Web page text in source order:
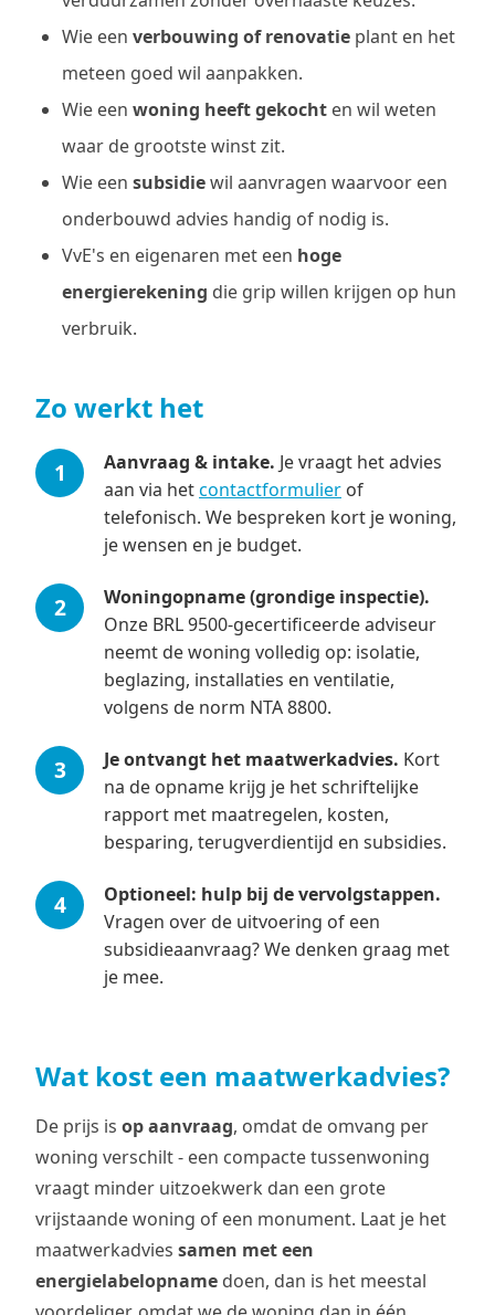
Wie een verbouwing of renovatie plant en het
meteen goed wil aanpakken.
Wie een woning heeft gekocht en wil weten
waar de grootste winst zit.
Wie een subsidiewil aanvragen waarvoor een
onderbouwd advies handig of nodig is.
VvE's en eigenaren met een hoge
energierekening die grip willen krijgen op hun
verbruik.
Zo werkt het
Aanvraag & intake. Je vraagt het advies
aan via hetcontactformulier of
telefonisch. We bespreken kort je woning,
je wensen en je budget.
Woningopname (grondige inspectie).
Onze BRL 9500-gecertificeerde adviseur
neemt de woning volledig op: isolatie,
beglazing, installaties en ventilatie,
volgens de norm NTA 8800.
Je ontvangt het maatwerkadvies. Kort
na de opname krijg je het schriftelijke
rapport met maatregelen, kosten,
besparing, terugverdientijd en subsidies.
Optioneel: hulp bij de vervolgstappen.
Vragen over de uitvoering of een
subsidieaanvraag? We denken graag met
je mee.
Wat kost een maatwerkadvies?
De prijs is op aanvraag, omdat de omvang per
woning verschilt - een compacte tussenwoning
vraagt minder uitzoekwerk dan een grote
vrijstaande woning of een monument. Laat je het
maatwerkadvies samen met een
energielabelopname doen, dan is het meestal